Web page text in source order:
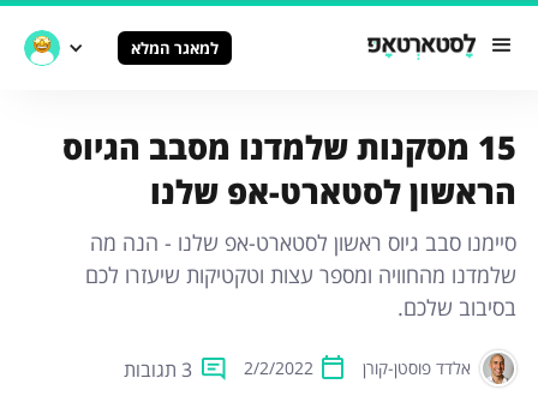
למאגר המלא
15 מסקנות שלמדנו מסבב הגיוס
הראשון לסטארט-אפ שלנו
סיימנו סבב גיוס ראשון לסטארט-אפ שלנו - הנה מה
שלמדנו מהחוויה ומספר עצות וטקטיקות שיעזרו לכם
בסיבוב שלכם.
אלדד פוסטן-קורן 2/2/2022 3 תגובות